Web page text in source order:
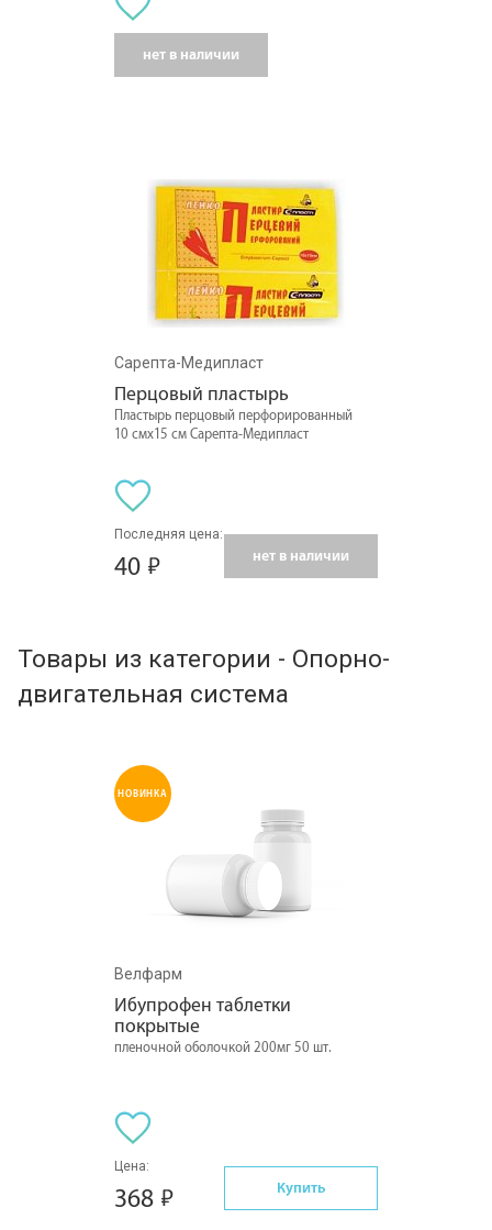
нет в наличии
Сарепта-Медипласт
Перцовый пластырь
Пластырь перцовый перфорированный
10 смх15 см Сарепта-Медипласт
Последняя цена:
40 нет в наличии
Товары из категории - Опорно-
двигательная система
НОВИНКА
Велфарм
Ибупрофен таблетки
покрытые
пленочной оболочкой 200мг 50 шт.
Цена:
368 Купить